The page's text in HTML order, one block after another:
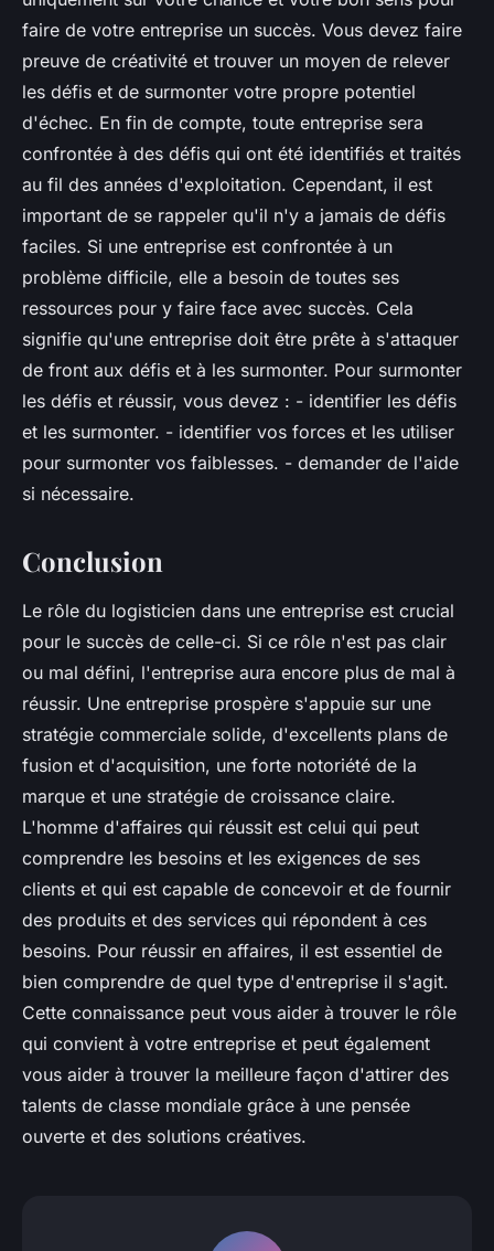
faire de votre entreprise un succès. Vous devez faire
preuve de créativité et trouver un moyen de relever
les défis et de surmonter votre propre potentiel
d'échec. En fin de compte, toute entreprise sera
confrontée à des défis qui ont été identifiés et traités
au fil des années d'exploitation. Cependant, il est
important de se rappeler qu'il n'y a jamais de défis
faciles. Si une entreprise est confrontée à un
problème difficile, elle a besoin de toutes ses
ressources pour y faire face avec succès. Cela
signifie qu'une entreprise doit être prête à s'attaquer
de front aux défis et à les surmonter. Pour surmonter
les défis et réussir, vous devez : - identifier les défis
et les surmonter. - identifier vos forces et les utiliser
pour surmonter vos faiblesses. - demander de l'aide
si nécessaire.
Conclusion
Le rôle du logisticien dans une entreprise est crucial
pour le succès de celle-ci. Si ce rôle n'est pas clair
ou mal défini, l'entreprise aura encore plus de mal à
réussir. Une entreprise prospère s'appuie sur une
stratégie commerciale solide, d'excellents plans de
fusion et d'acquisition, une forte notoriété de la
marque et une stratégie de croissance claire.
L'homme d'affaires qui réussit est celui qui peut
comprendre les besoins et les exigences de ses
clients et qui est capable de concevoir et de fournir
des produits et des services qui répondent à ces
besoins. Pour réussir en affaires, il est essentiel de
bien comprendre de quel type d'entreprise il s'agit.
Cette connaissance peut vous aider à trouver le rôle
qui convient à votre entreprise et peut également
vous aider à trouver la meilleure façon d'attirer des
talents de classe mondiale grâce à une pensée
ouverte et des solutions créatives.